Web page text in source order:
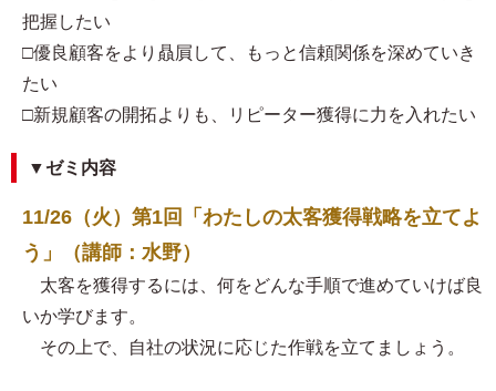
把握したい
□優良顧客をより贔屓して、もっと信頼関係を深めていき
たい
□新規顧客の開拓よりも、リピーター獲得に力を入れたい
▼ゼミ内容
11/26（火）第1回「わたしの太客獲得戦略を立てよ
う」（講師：水野）
太客を獲得するには、何をどんな手順で進めていけば良
いか学びます。
その上で、自社の状況に応じた作戦を立てましょう。